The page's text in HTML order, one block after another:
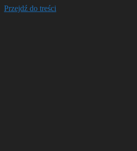
Przejdź do treści